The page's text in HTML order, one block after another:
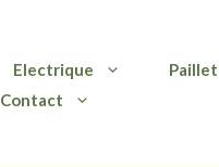
Electrique
Contact